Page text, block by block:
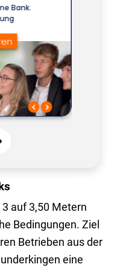
auf 3,50 Metern
Bedingungen. Ziel
Betrieben aus der
eine